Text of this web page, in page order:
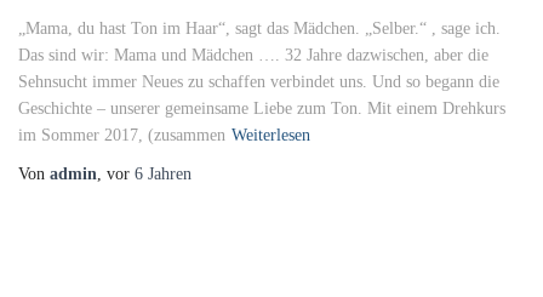
„Mama, du hast Ton im Haar“, sagt das Mädchen. „Selber.“ , sage ich.
Das sind wir: Mama und Mädchen …. 32 Jahre dazwischen, aber die
Sehnsucht immer Neues zu schaffen verbindet uns. Und so begann die
Geschichte – unserer gemeinsame Liebe zum Ton. Mit einem Drehkurs
im Sommer 2017, (zusammen Weiterlesen
Von admin , vor 6 Jahren